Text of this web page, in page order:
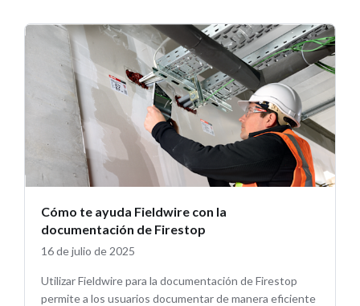
Cómo te ayuda Fieldwire con la
documentación de Firestop
16 de julio de 2025
Utilizar Fieldwire para la documentación de Firestop
permite a los usuarios documentar de manera eficiente